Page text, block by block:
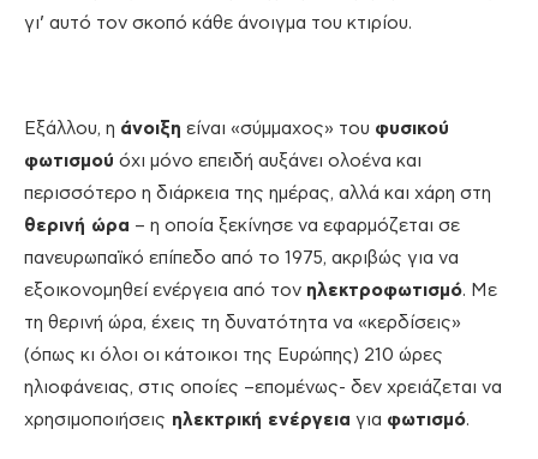
γι’ αυτό τον σκοπό κάθε άνοιγμα του κτιρίου.
Εξάλλου, η άνοιξη είναι «σύμμαχος» του φυσικού
φωτισμού όχι μόνο επειδή αυξάνει ολοένα και
περισσότερο η διάρκεια της ημέρας, αλλά και χάρη στη
θερινή ώρα – η οποία ξεκίνησε να εφαρμόζεται σε
πανευρωπαϊκό επίπεδο από το 1975, ακριβώς για να
εξοικονομηθεί ενέργεια από τον ηλεκτροφωτισμό. Με
τη θερινή ώρα, έχεις τη δυνατότητα να «κερδίσεις»
(όπως κι όλοι οι κάτοικοι της Ευρώπης) 210 ώρες
ηλιοφάνειας, στις οποίες –επομένως- δεν χρειάζεται να
χρησιμοποιήσεις ηλεκτρική ενέργεια για φωτισμό.